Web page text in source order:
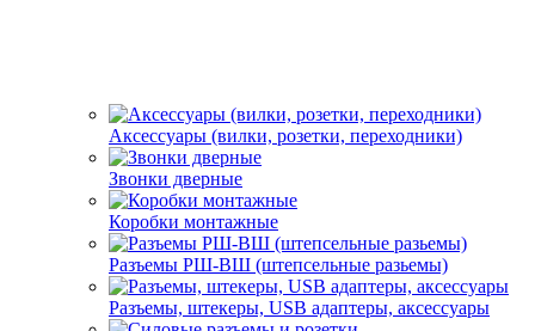
Аксессуары (вилки, розетки, переходники)
Звонки дверные
Коробки монтажные
Разъемы РШ-ВШ (штепсельные разьемы)
Разъемы, штекеры, USB адаптеры, аксессуары